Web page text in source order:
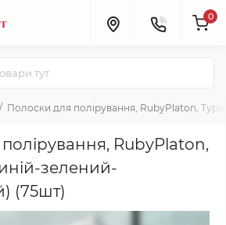
0
Полоски для полірування, RubyPlaton,
RubyPlaton,
зелений-
(75шт)